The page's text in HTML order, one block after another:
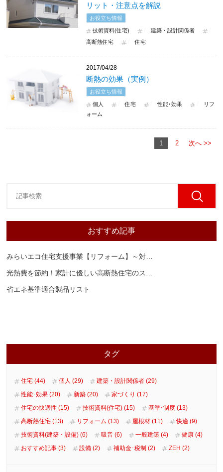
リット・注意点を解説
お役立ち情報
技術資料(住宅)
建築・設計関係者
高断熱住宅
住宅
2017/04/28
断熱の効果（実例）
お役立ち情報
個人 住宅 性能･効果
リフ
ォーム
1 2 次へ >>
おすすめ記事
みらいエコ住宅支援事業【リフォーム】～対
光熱費を節約！家計に優しい高断熱住宅のス
省エネ基準適合製品リスト
タグ
住宅 (44) 個人 (29)
建築・設計関係者 (29)
性能･効果 (20)
新築 (20)
家づくり (17)
住宅の快適性 (15)
技術資料(住宅) (15)
基準･制度 (13)
高断熱住宅 (13)
リフォーム (13) 屋根材 (11)
快適 (9)
技術資料(建築・設備) (6)
吸音 (6) 一般建築 (4)
健康 (4)
おすすめ記事 (3)
設備 (2) 補助金･税制 (2) ZEH (2)